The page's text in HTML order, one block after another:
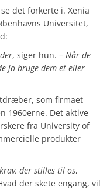
det forkerte i. Xenia
Universitet,
, siger hun. – Når de
jo bruge dem et eller
som firmaet
1960erne. Det aktive
fra University of
produkter
der stilles til os,
der skete engang, vil